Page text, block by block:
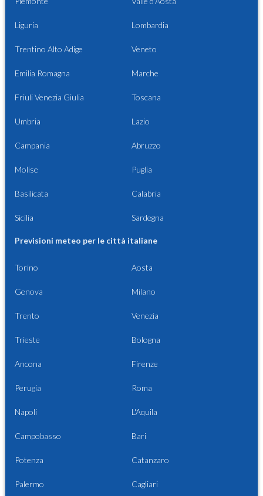
Liguria Lombardia
Trentino Alto Adige Veneto
Emilia Romagna Marche
Friuli Venezia Giulia Toscana
Umbria Lazio
Campania Abruzzo
Molise Puglia
Basilicata Calabria
Sicilia Sardegna
Previsioni meteo per le città italiane
Torino Aosta
Genova Milano
Trento Venezia
Trieste Bologna
Ancona Firenze
Perugia Roma
Napoli L'Aquila
Campobasso Bari
Potenza Catanzaro
Palermo Cagliari